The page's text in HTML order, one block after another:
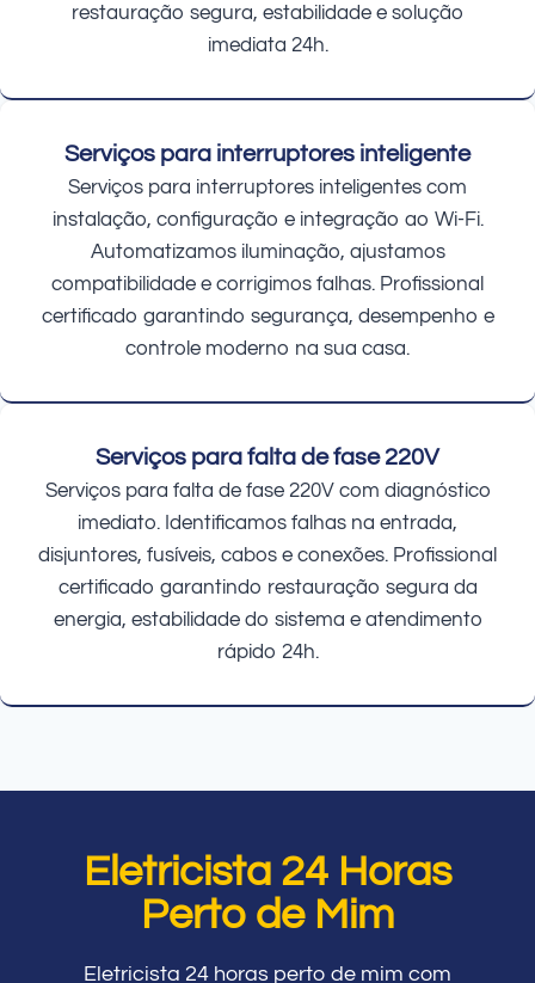
restauração segura, estabilidade e solução
imediata 24h.
Serviços para interruptores inteligente
Serviços para interruptores inteligentes com
instalação, configuração e integração ao Wi-Fi.
Automatizamos iluminação, ajustamos
compatibilidade e corrigimos falhas. Profissional
certificado garantindo segurança, desempenho e
controle moderno na sua casa.
Serviços para falta de fase 220V
Serviços para falta de fase 220V com diagnóstico
imediato. Identificamos falhas na entrada,
disjuntores, fusíveis, cabos e conexões. Profissional
certificado garantindo restauração segura da
energia, estabilidade do sistema e atendimento
rápido 24h.
Eletricista 24 Horas
Perto de Mim
Eletricista 24 horas perto de mim com